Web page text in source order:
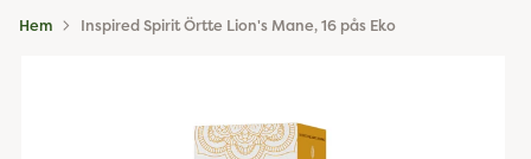
Hem Inspired Spirit Örtte Lion's Mane, 16 pås Eko